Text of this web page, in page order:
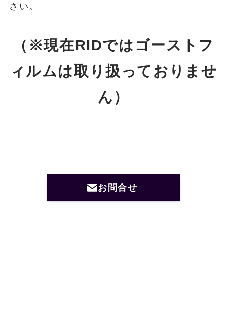
さい。
（※現在RIDではゴーストフ
ィルムは取り扱っておりませ
ん）
お問合せ